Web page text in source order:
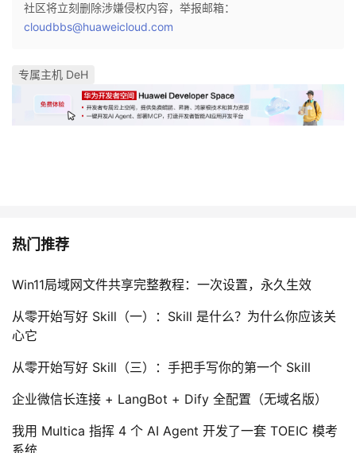
社区将立刻删除涉嫌侵权内容，举报邮箱：
cloudbbs@huaweicloud.com
专属主机 DeH
热门推荐
Win11局域网文件共享完整教程：一次设置，永久生效
从零开始写好 Skill（一）：Skill 是什么？为什么你应该关
心它
从零开始写好 Skill（三）：手把手写你的第一个 Skill
企业微信长连接 + LangBot + Dify 全配置（无域名版）
我用 Multica 指挥 4 个 AI Agent 开发了一套 TOEIC 模考
系统